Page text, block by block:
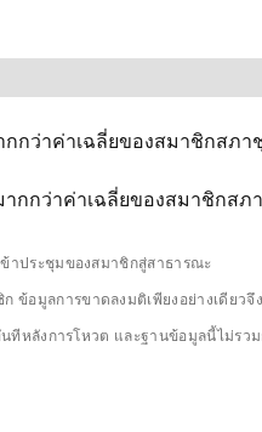
ว่าค่าเฉลี่ยของสมาชิกสภาชุ
กว่าค่าเฉลี่ยของสมาชิกสภา
าประชุมของสมาชิกสู่สาธารณะ
อมูลการขาดลงมติเพียงอย่างเดียว
ทีหลังการโหวต และฐานข้อมูลนี้ไม่รว